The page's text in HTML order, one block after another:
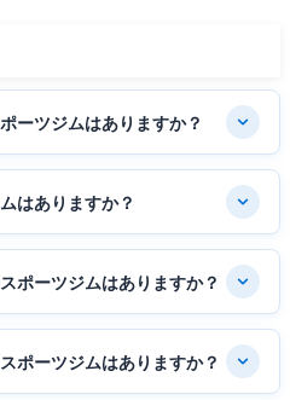
ーツジムはありますか？
はありますか？
ポーツジムはありますか？
ポーツジムはありますか？